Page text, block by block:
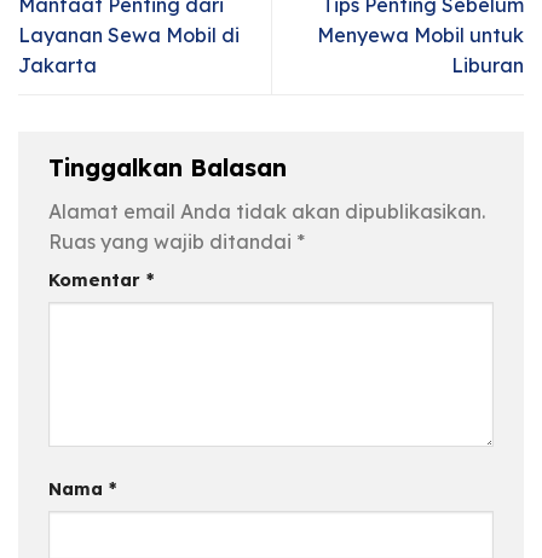
Layanan Sewa Mobil di
Jakarta
Menyewa Mobil untuk
Liburan
Tinggalkan Balasan
Alamat email Anda tidak akan dipublikasikan.
Ruas yang wajib ditandai *
Komentar *
Nama *